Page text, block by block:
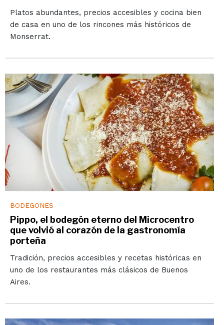
Platos abundantes, precios accesibles y cocina bien
de casa en uno de los rincones más históricos de
Monserrat.
BODEGONES
Pippo, el bodegón eterno del Microcentro
que volvió al corazón de la gastronomía
porteña
Tradición, precios accesibles y recetas históricas en
uno de los restaurantes más clásicos de Buenos
Aires.